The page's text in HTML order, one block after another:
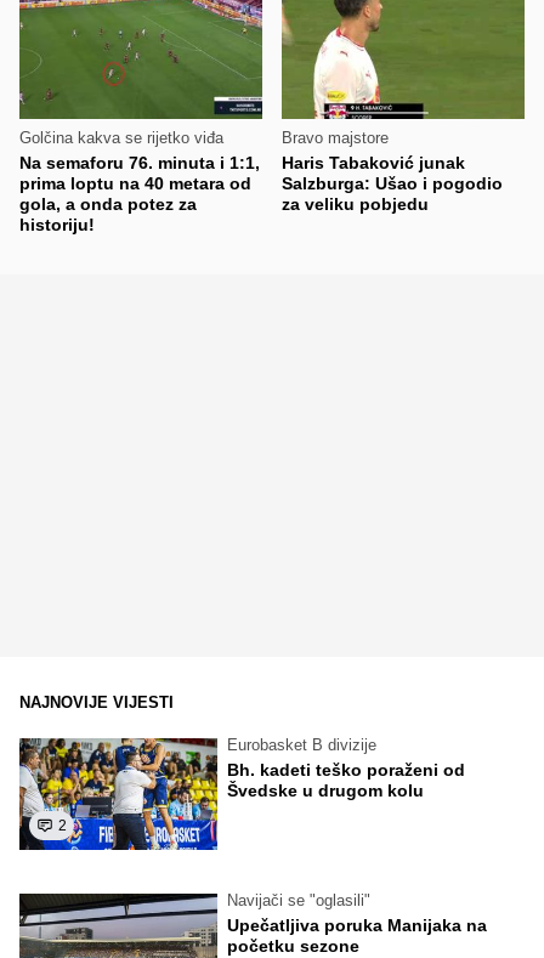
Golčina kakva se rijetko viđa
Na semaforu 76. minuta i 1:1,
prima loptu na 40 metara od
gola, a onda potez za
historiju!
Bravo majstore
Haris Tabaković junak
Salzburga: Ušao i pogodio
za veliku pobjedu
NAJNOVIJE VIJESTI
2
Eurobasket B divizije
Bh. kadeti teško poraženi od
Švedske u drugom kolu
Navijači se "oglasili"
Upečatljiva poruka Manijaka na
početku sezone